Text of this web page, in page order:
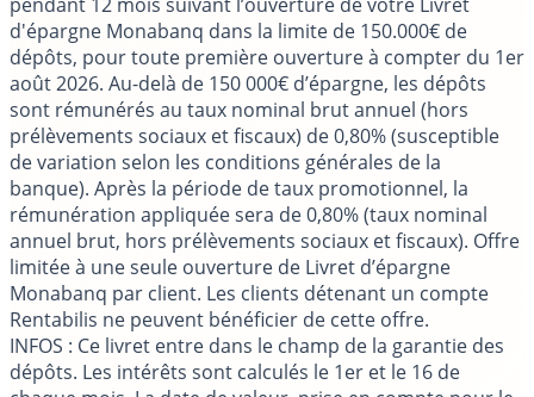
d'épargne Monabanq dans la limite de 150.000€ de
dépôts, pour toute première ouverture à compter du 1er
août 2026. Au-delà de 150 000€ d’épargne, les dépôts
sont rémunérés au taux nominal brut annuel (hors
prélèvements sociaux et fiscaux) de 0,80% (susceptible
de variation selon les conditions générales de la
banque). Après la période de taux promotionnel, la
rémunération appliquée sera de 0,80% (taux nominal
annuel brut, hors prélèvements sociaux et fiscaux). Offre
limitée à une seule ouverture de Livret d’épargne
Monabanq par client. Les clients détenant un compte
Rentabilis ne peuvent bénéficier de cette offre.
INFOS : Ce livret entre dans le champ de la garantie des
dépôts. Les intérêts sont calculés le 1er et le 16 de